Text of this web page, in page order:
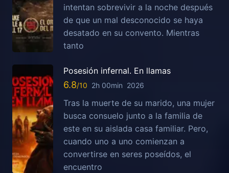
intentan sobrevivir a la noche después
de que un mal desconocido se haya
desatado en su convento. Mientras
tanto
Posesión infernal. En llamas
6.8 2h 00min 2026
Tras la muerte de su marido, una mujer
busca consuelo junto a la familia de
este en su aislada casa familiar. Pero,
cuando uno a uno comienzan a
convertirse en seres poseídos, el
encuentro